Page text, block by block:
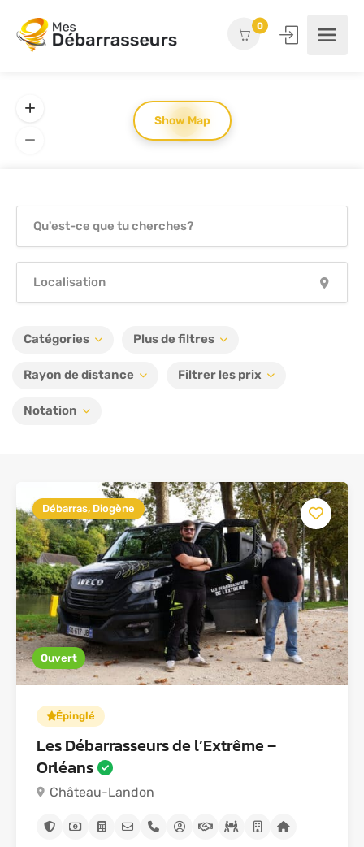
0
Catégories Plus de filtres
Rayon de distance Filtrer les prix
Notation
Ouvert
Débarras, Diogène
Épinglé
Les Débarrasseurs de l’Extrême –
Orléans
Château-Landon
5
Show Map